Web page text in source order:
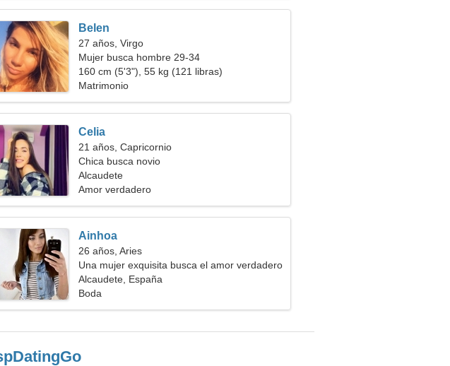
Belen
27 años, Virgo
Mujer busca hombre 29-34
160 cm (5'3"), 55 kg (121 libras)
Matrimonio
Celia
21 años, Capricornio
Chica busca novio
Alcaudete
Amor verdadero
Ainhoa
26 años, Aries
Una mujer exquisita busca el amor verdadero
Alcaudete, España
Boda